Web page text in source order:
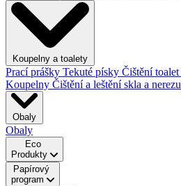
Koupelny a toalety
Prací prášky Tekuté písky Čištění toalet
Koupelny Čištění a leštění skla a nerezu
Obaly
Obaly
Eco
Produkty
Papírový
program